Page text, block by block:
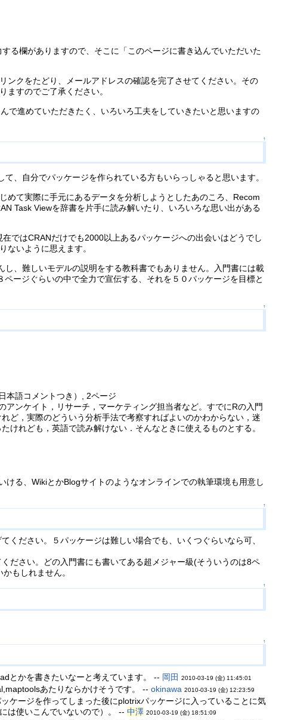
る欄がありますので、そこに「このページに書き込んでいただいた
ンクをたどり、メールアドレスの確認を完了させてください。その
すのでご了承ください。
で進めていただきたく、いろいろ工夫をしていきたいと思いますの
↑
、自分でパッケージを作られている方もいらっしゃると思います。
めて実際に手元にあるデータを分析しようとしたあのころ、Recom
Task Viewを辞書を片手に読み解いたり、いろいろな思い出がある
ではCRANだけでも2000以上あるパッケージへの出会いはどうでし
ないように思えます。
、難しいモデルの説明をする教科書でもありません。入門書には載
ージぐらいの中で全力で宣伝する、それを５０パッケージを目標と
↑
本語コメントつき）, 2ページ
ンケイト，リサーチ，マーケティング担当者など。すでにRの入門
ど，実際のどういう分析手法で考察すればよいのかわからない，迷
けれども，英語で読み解けない．そんなときに使えるものとする。
る、WikiとかBlogサイトのようなオンラインでの執筆環境も用意し
↑
ださい。５パッケージは難しい場合でも、いくつぐらいなら可、
ださい。どの入門書にも書いてある超メジャー級(そういうのは8ペ
もしれません。
↑
↑
とかを書きたいなーと考えています。 -- 岡田 2010-03-19 (金) 11:45:01
あたりならかけそうです。 -- okinawa 2010-03-19 (金) 12:23:59
ケージを作ってしまった後にplotrixパッケージに入っていることに気
は使いこんでいないので）。 -- 中澤 2010-03-19 (金) 18:51:09